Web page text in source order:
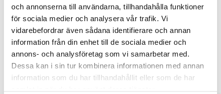
och annonserna till användarna, tillhandahålla funktioner
för sociala medier och analysera vår trafik. Vi
vidarebefordrar även sådana identifierare och annan
information från din enhet till de sociala medier och
annons- och analysföretag som vi samarbetar med.
Dessa kan i sin tur kombinera informationen med annan
information som du har tillhandahållit eller som de har
samlat in när du har använt deras tjänster.
SE OMRÅDE
Fakta